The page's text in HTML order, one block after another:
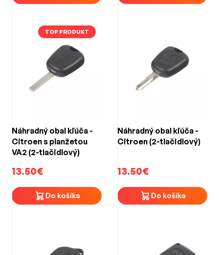
TOP PRODUKT
Náhradný obal kľúča -
Citroen s planžetou
VA2 (2-tlačidlový)
13.50€
Do košíka
Náhradný obal kľúča -
Citroen (2-tlačidlový)
13.50€
Do košíka